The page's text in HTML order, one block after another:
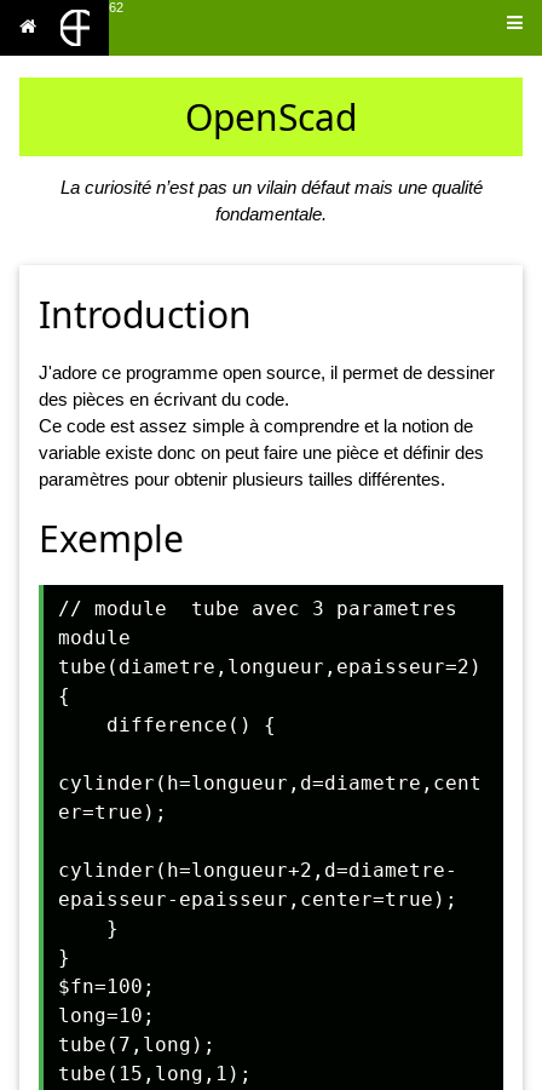
62
OpenScad
La curiosité n’est pas un vilain défaut mais une qualité
fondamentale.
Introduction
J'adore ce programme open source, il permet de dessiner
des pièces en écrivant du code.
Ce code est assez simple à comprendre et la notion de
variable existe donc on peut faire une pièce et définir des
paramètres pour obtenir plusieurs tailles différentes.
Exemple
// module  tube avec 3 parametres
module
tube(diametre,longueur,epaisseur=2)
{
cylinder(h=longueur,d=diametre,cent
er=true);
cylinder(h=longueur+2,d=diametre-
epaisseur-epaisseur,center=true);
}
$fn=100;
long=10;
tube(7,long);
tube(15,long,1);